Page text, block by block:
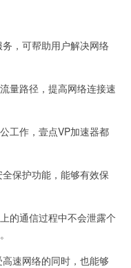
，可帮助用户解决网络
路径，提高网络连接速
作，壹点VP加速器都
保护功能，能够有效保
通信过程中不会泄露个
速网络的同时，也能够